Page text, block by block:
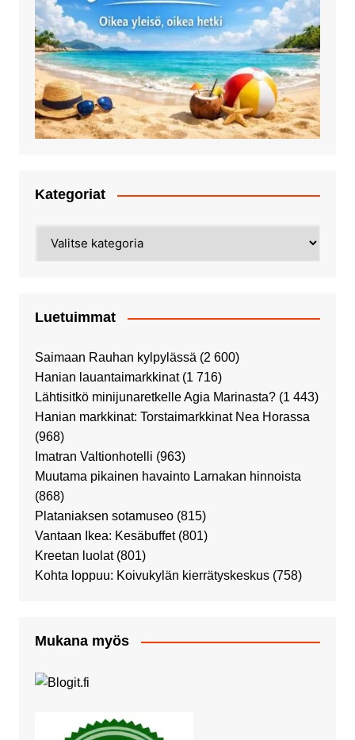
Kategoriat
Luetuimmat
Saimaan Rauhan kylpylässä (2 600)
Hanian lauantaimarkkinat (1 716)
Lähtisitkö minijunaretkelle Agia Marinasta? (1 443)
Hanian markkinat: Torstaimarkkinat Nea Horassa
(968)
Imatran Valtionhotelli (963)
Muutama pikainen havainto Larnakan hinnoista
(868)
Plataniaksen sotamuseo (815)
Vantaan Ikea: Kesäbuffet (801)
Kreetan luolat (801)
Kohta loppuu: Koivukylän kierrätyskeskus (758)
Mukana myös